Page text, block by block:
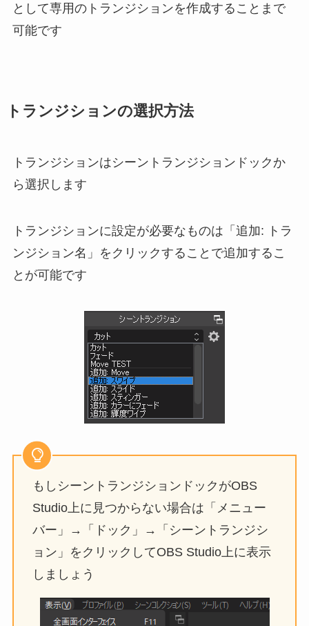
として専用のトランジションを作成することまで
可能です
トランジションの選択方法
トランジションはシーントランジションドックか
ら選択します
トランジションに設定が必要なものは「追加: トラ
ンジション名」をクリックすることで追加するこ
とが可能です
もしシーントランジションドックがOBS
Studio上に見つからない場合は「メニュー
バー」→「ドック」→「シーントランジシ
ョン」をクリックしてOBS Studio上に表示
しましょう